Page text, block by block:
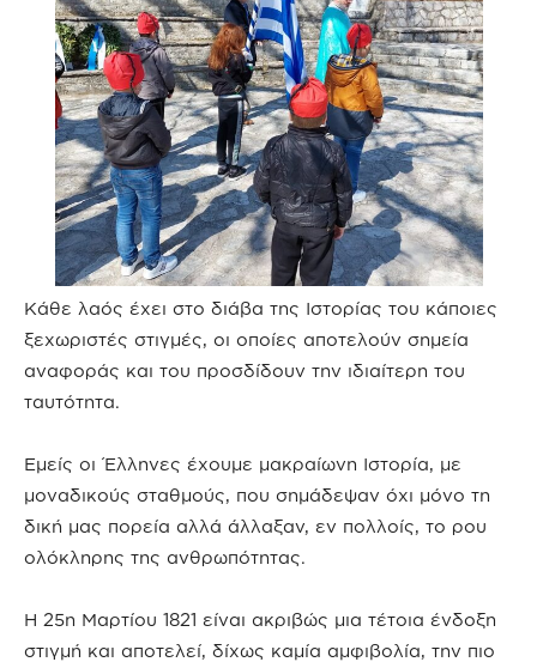
Κάθε λαός έχει στο διάβα της Ιστορίας του κάποιες
ξεχωριστές στιγμές, οι οποίες αποτελούν σημεία
αναφοράς και του προσδίδουν την ιδιαίτερη του
ταυτότητα.
Εμείς οι Έλληνες έχουμε μακραίωνη Ιστορία, με
μοναδικούς σταθμούς, που σημάδεψαν όχι μόνο τη
δική μας πορεία αλλά άλλαξαν, εν πολλοίς, το ρου
ολόκληρης της ανθρωπότητας.
Η 25η Μαρτίου 1821 είναι ακριβώς μια τέτοια ένδοξη
στιγμή και αποτελεί, δίχως καμία αμφιβολία, την πιο